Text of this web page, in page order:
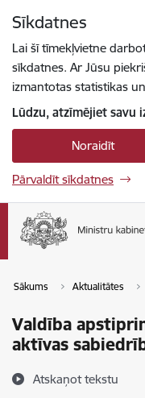
Sīkdatnes
Lai šī tīmekļvietne
sīkdatnes. Ar Jūsu
izmantotas statistikas
Lūdzu, atzīmējiet savu
Noraidīt
Pārvaldīt sīkdatnes
Sākums Aktualitātes
Valdība
aktīvas
Atskaņot tekstu